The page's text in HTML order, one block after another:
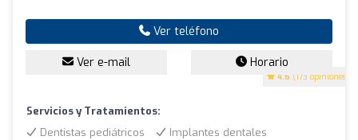
4.6 (173 opiniones)
Ver teléfono
Ver e-mail Horario
Servicios y Tratamientos:
Dentistas pediátricos
Implantes dentales